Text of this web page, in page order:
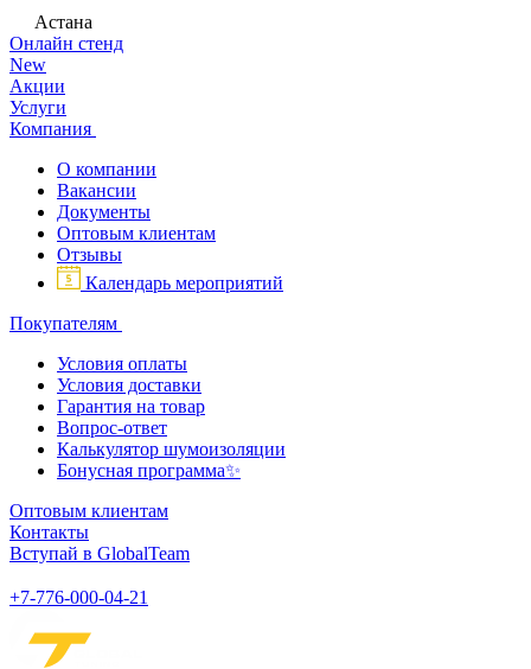
Астана
Онлайн стенд
New
Акции
Услуги
Компания
О компании
Вакансии
Документы
Оптовым клиентам
Отзывы
Календарь мероприятий
Покупателям
Условия оплаты
Условия доставки
Гарантия на товар
Вопрос-ответ
Калькулятор шумоизоляции
Бонусная программа✨
Оптовым клиентам
Контакты
Вступай в GlobalTeam
+7-776-000-04-21